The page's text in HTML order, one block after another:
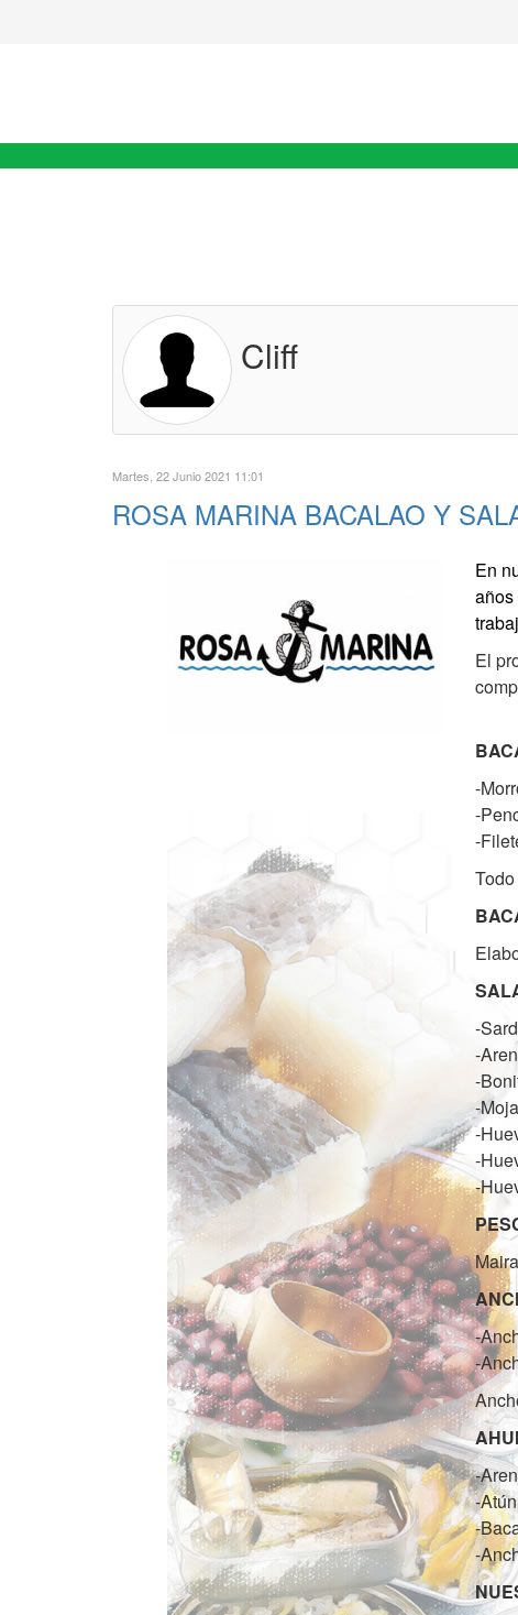
Cliff
Martes, 22 Junio 2021 11:01
ROSA MARINA BACALAO Y
En
años
El
-
-
-
-
-
-
-
-
-
-
-
-
-
-Atún
-
-